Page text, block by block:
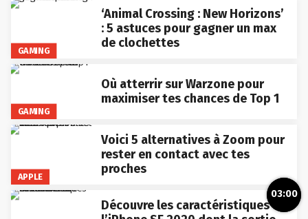
GAMING
‘Animal Crossing : New Horizons’
: 5 astuces pour gagner un max
de clochettes
GAMING
Où atterrir sur Warzone pour
maximiser tes chances de Top 1
APPLE
Voici 5 alternatives à Zoom pour
rester en contact avec tes
proches
Découvre les caractéristiques de
03:00